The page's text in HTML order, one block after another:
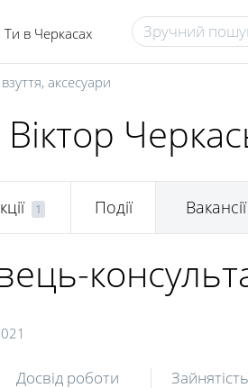
Ти в Черкасах
аксесуари
1 Події Вакансії
Досвід роботи
Зайнятість